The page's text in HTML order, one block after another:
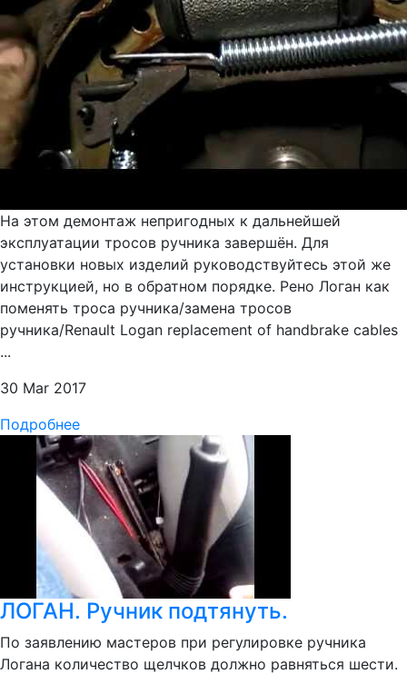
На этом демонтаж непригодных к дальнейшей
эксплуатации тросов ручника завершён. Для
установки новых изделий руководствуйтесь этой же
инструкцией, но в обратном порядке. Рено Логан как
поменять троса ручника/замена тросов
ручника/Renault Logan replacement of handbrake cables
...
30 Mar 2017
Подробнее
ЛОГАН. Ручник подтянуть.
По заявлению мастеров при регулировке ручника
Логана количество щелчков должно равняться шести.